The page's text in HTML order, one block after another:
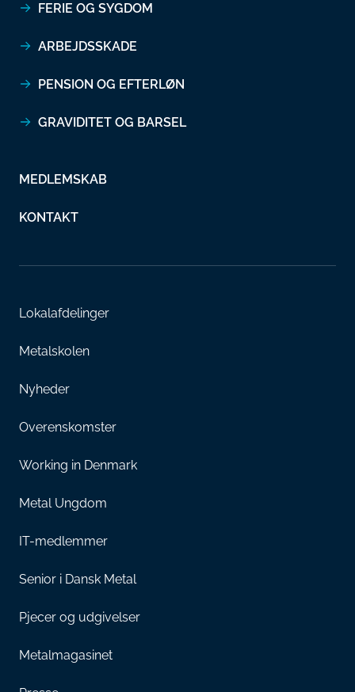
FERIE OG SYGDOM
ARBEJDSSKADE
PENSION OG EFTERLØN
GRAVIDITET OG BARSEL
MEDLEMSKAB
KONTAKT
Lokalafdelinger
Metalskolen
Nyheder
Overenskomster
Working in Denmark
Metal Ungdom
IT-medlemmer
Senior i Dansk Metal
Pjecer og udgivelser
Metalmagasinet